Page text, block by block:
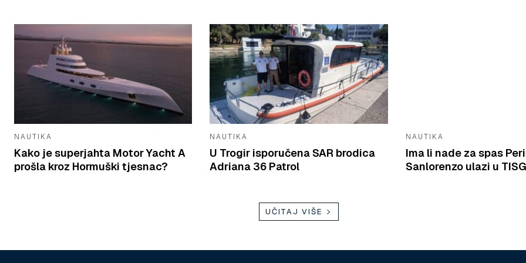
NAUTIKA
Kako je superjahta Motor Yacht A
prošla kroz Hormuški tjesnac?
NAUTIKA
U Trogir isporučena SAR brodica
Adriana 36 Patrol
NAUTIKA
Ima li nade za spas
Sanlorenzo ulazi u
UČITAJ VIŠE